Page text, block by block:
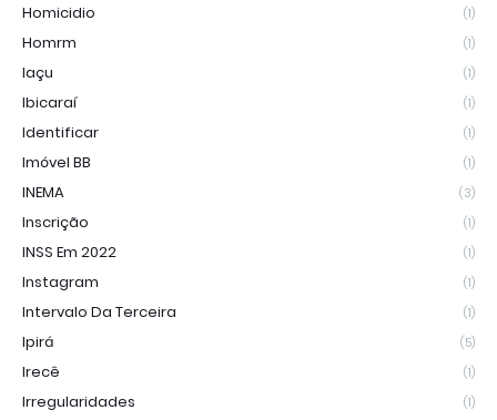
Homicidio (1)
Homrm (1)
Iaçu (1)
Ibicaraí (1)
Identificar (1)
Imóvel BB (1)
INEMA (3)
Inscrição (1)
INSS Em 2022 (1)
Instagram (1)
Intervalo Da Terceira (1)
Ipirá (5)
Irecê (1)
Irregularidades (1)